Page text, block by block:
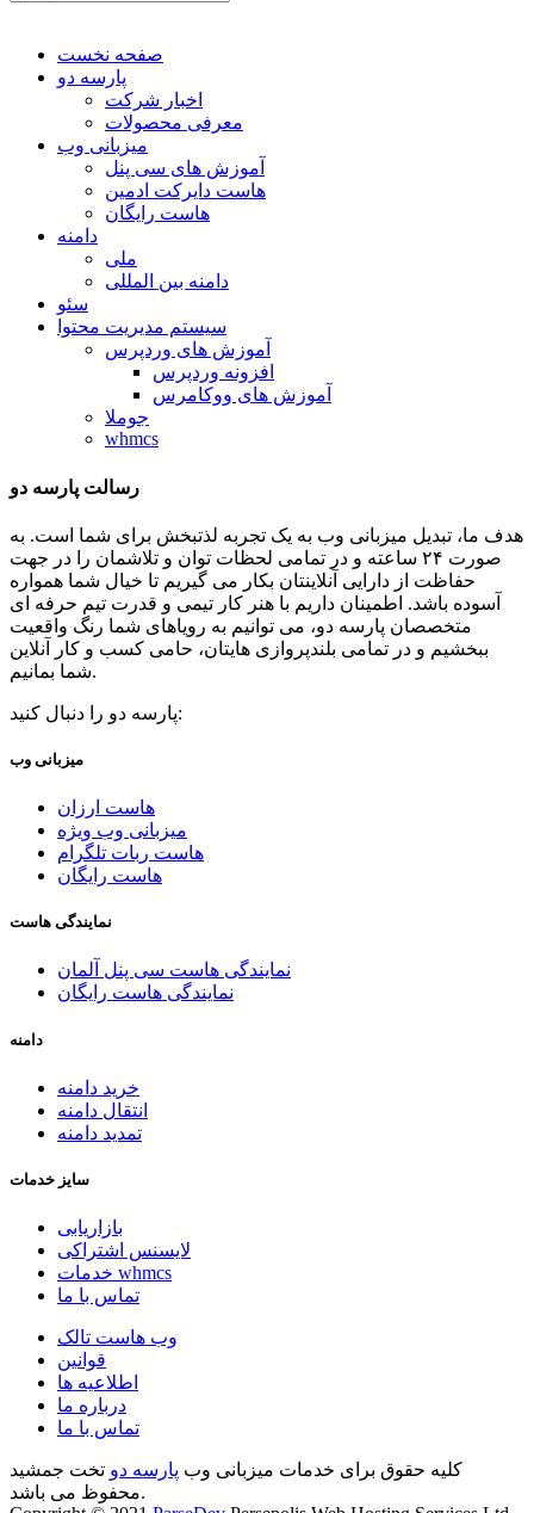
صفحه نخست
پارسه دو
اخبار شرکت
معرفی محصولات
میزبانی وب
آموزش های سی پنل
هاست دایرکت ادمین
هاست رایگان
دامنه
ملی
دامنه بین المللی
سئو
سیستم مدیریت محتوا
آموزش های وردپرس
افزونه وردپرس
آموزش های ووکامرس
جوملا
whmcs
رسالت پارسه دو
هدف ما، تبدیل میزبانی وب به یک تجربه لذتبخش برای شما است. به
صورت ۲۴ ساعته و در تمامی لحظات توان و تلاشمان را در جهت
حفاظت از دارایی آنلاینتان بکار می گیریم تا خیال شما همواره
آسوده باشد. اطمینان داریم با هنر کار تیمی و قدرت تیم حرفه ای
متخصصان پارسه دو، می توانیم به رویاهای شما رنگ واقعیت
ببخشیم و در تمامی بلندپروازی هایتان، حامی کسب و کار آنلاین
شما بمانیم.
پارسه دو را دنبال کنید:
میزبانی وب
هاست ارزان
میزبانی وب ویژه
هاست ربات تلگرام
هاست رایگان
نمایندگی هاست
نمایندگی هاست سی پنل آلمان
نمایندگی هاست رایگان
دامنه
خرید دامنه
انتقال دامنه
تمدید دامنه
سایز خدمات
بازاریابی
لایسنس اشتراکی
خدمات whmcs
تماس با ما
وب هاست تالک
قوانین
اطلاعیه ها
درباره ما
تماس با ما
کلیه حقوق برای خدمات میزبانی وب پارسه دو تخت جمشید
محفوظ می باشد.